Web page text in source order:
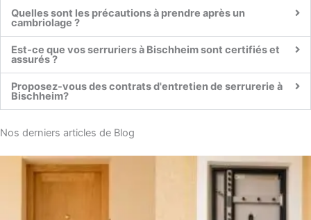
Quelles sont les précautions à prendre après un
cambriolage ?
Est-ce que vos serruriers à Bischheim sont certifiés et
assurés ?
Proposez-vous des contrats d'entretien de serrurerie à
Bischheim?
Nos derniers articles de Blog